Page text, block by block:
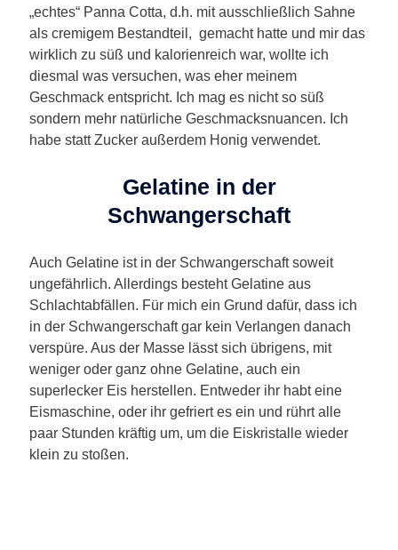
„echtes“ Panna Cotta, d.h. mit ausschließlich Sahne
als cremigem Bestandteil, gemacht hatte und mir das
wirklich zu süß und kalorienreich war, wollte ich
diesmal was versuchen, was eher meinem
Geschmack entspricht. Ich mag es nicht so süß
sondern mehr natürliche Geschmacksnuancen. Ich
habe statt Zucker außerdem Honig verwendet.
Gelatine in der
Schwangerschaft
Auch Gelatine ist in der Schwangerschaft soweit
ungefährlich. Allerdings besteht Gelatine aus
Schlachtabfällen. Für mich ein Grund dafür, dass ich
in der Schwangerschaft gar kein Verlangen danach
verspüre. Aus der Masse lässt sich übrigens, mit
weniger oder ganz ohne Gelatine, auch ein
superlecker Eis herstellen. Entweder ihr habt eine
Eismaschine, oder ihr gefriert es ein und rührt alle
paar Stunden kräftig um, um die Eiskristalle wieder
klein zu stoßen.